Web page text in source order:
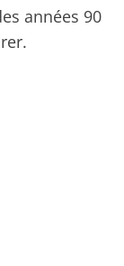
années 90